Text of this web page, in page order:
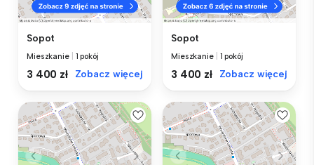
Sopot
Mieszkanie 1 pokój
3 400 zł Zobacz więcej
Sopot
Mieszkanie 1 pokój
3 400 zł Zobacz więcej